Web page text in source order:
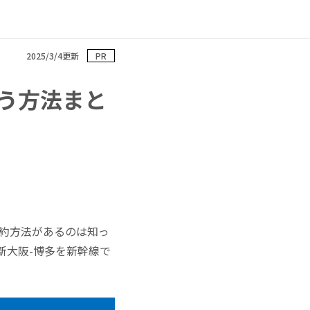
2025/3/4更新 PR
方法まと
方法があるのは知っ
大阪-博多を新幹線で